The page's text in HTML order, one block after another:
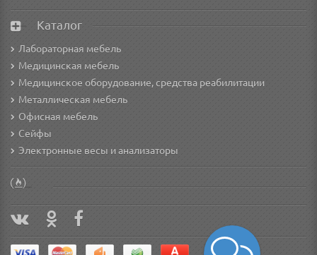
Каталог
Лабораторная мебель
Медицинская мебель
Медицинское оборудование, средства реабилитации
Металлическая мебель
Офисная мебель
Сейфы
Электронные весы и анализаторы